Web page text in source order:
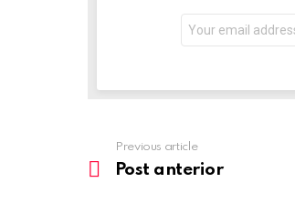
address:
more
Previous article
Post anterior